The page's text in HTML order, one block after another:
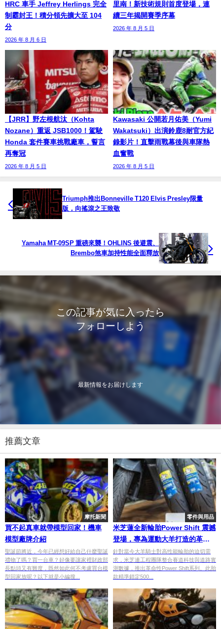
HRC 車手 Jeffrey Herlings 完全
制霸封王！積分領先擴大至 104
分
2026 年 8 月 6 日
里南！新技術規則首度登場，連
續三年揭開賽季序幕
2026 年 8 月 5 日
【JRR】野左根航汰（Kohta
Nozane）重返 JSB1000！駕駛
Honda 套件賽車挑戰廠車，誓言
再奪冠
2026 年 8 月 5 日
Kawasaki 公開若月佑美（Yumi
Wakatsuki）出演鈴鹿8耐官方紀
錄影片！直擊雨戰幕後與車隊熱
血奮戰
2026 年 8 月 5 日
Triumph推出Bonneville T120 Elvis Presley限量
版，向搖滾之王致敬
Yamaha MT-09SP 重磅來襲！OHLINS 後避震、
Brembo煞車加持性能全面釋放
この記事が気に入ったら
フォローしよう
最新情報をお届けします
推薦文章
摩托新聞
買不起真車就帶模型回家！機車
模型廠牌介紹
聖誕節將近，今年已經想好給自己什麼聖誕
禮物了嗎？買一台車？好像要讓家裡財政部
長點頭又有難度，既然如此何不考慮買台模
型回家放呢？以下就是小編搜...
零件與用品
米芝蓮全新輪胎Power Shift 震撼
登場，專為運動大羊打造的革命
性輪胎！
針對當今大羊騎士對高性能輪胎的迫切需
求，米芝連工程團隊整合賽道科技與道路實
測數據，推出革命性Power Shift系列。此胎
款精準鎖定500...